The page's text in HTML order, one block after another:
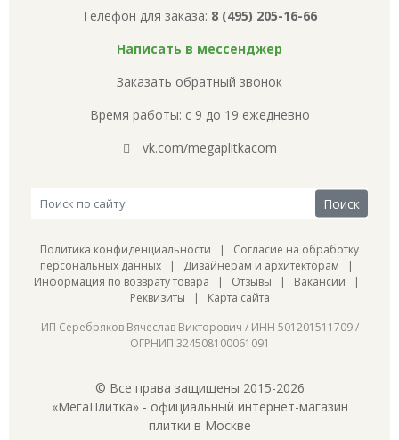
Телефон для заказа: 8 (495) 205-16-66
Написать в мессенджер
Заказать обратный звонок
Время работы: с 9 до 19 ежедневно
vk.com/megaplitkacom
Политика конфиденциальности | Согласие на обработку
персональных данных | Дизайнерам и архитекторам |
Информация по возврату товара | Отзывы | Вакансии |
Реквизиты | Карта сайта
ИП Серебряков Вячеслав Викторович / ИНН 501201511709 /
ОГРНИП 324508100061091
© Все права защищены 2015-2026
«МегаПлитка» - официальный интернет-магазин
плитки в Москве